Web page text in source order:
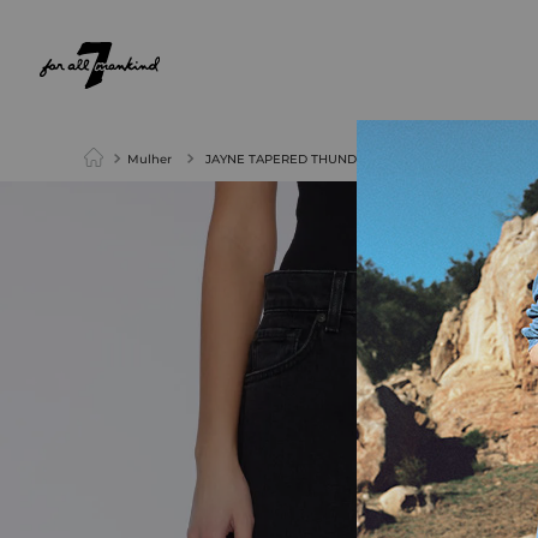
Mulher JAYNE TAPERED THUNDER FRAYED HEM